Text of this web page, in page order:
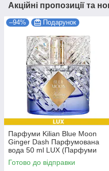
Акційні пропозиції та
–94% Подарунок
Парфуми Kilian Blue Moon
Ginger Dash Парфумована
вода 50 ml LUX (Парфуми
Кіліан Блю Мун Джинджер
Даш Жіночі)
Готово до відправки